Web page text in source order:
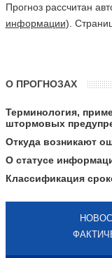
Прогноз рассчитан
информации).
О ПРОГНОЗАХ
Терминология,
штормовых
Откуда возникают
О статусе
Классификация